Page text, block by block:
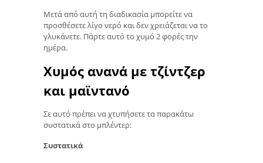
Μετά από αυτή τη διαδικασία μπορείτε να
προσθέσετε λίγο νερό και δεν χρειάζεται να το
γλυκάνετε. Πάρτε αυτό το χυμό 2 φορές την
ημέρα.
Χυμός ανανά με τζίντζερ
και μαϊντανό
Σε αυτό πρέπει να χτυπήσετε τα παρακάτω
συστατικά στο μπλέντερ:
Συστατικά